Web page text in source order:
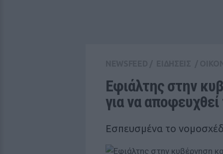
Εφιάλτης στην
για να
Εσπευσμένα το